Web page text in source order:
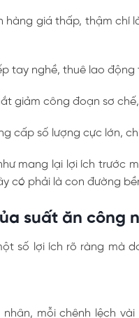
hàng giá thấp, thậm chí
tay nghề, thuê lao động
giảm công đoạn sơ
cấp số lượng cực lớn,
mang lại lợi ích trước
có phải là con đường
suất ăn công
số lợi ích rõ ràng mà
mỗi chênh lệch